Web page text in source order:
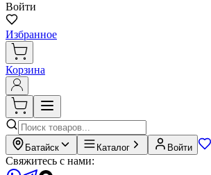
Войти
Избранное
Корзина
Батайск Каталог Войти
Свяжитесь с нами: